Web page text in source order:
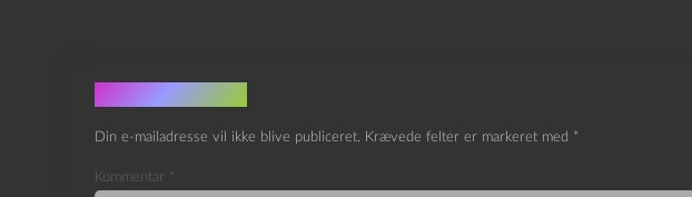
Skriv et svar
Din e-mailadresse vil ikke blive publiceret. Krævede felter er markeret med *
Kommentar *